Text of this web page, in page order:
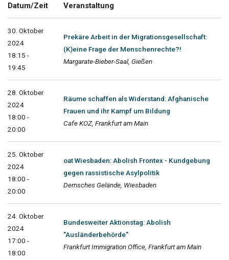
Datum/Zeit Veranstaltung
30. Oktober
2024
18:15 -
19:45
Prekäre Arbeit in der Migrationsgesellschaft:
(K)eine Frage der Menschenrechte?!
Margarate-Bieber-Saal, Gießen
28. Oktober
2024
18:00 -
20:00
Räume schaffen als Widerstand: Afghanische
Frauen und ihr Kampf um Bildung
Cafe KOZ, Frankfurt am Main
25. Oktober
2024
18:00 -
20:00
oat Wiesbaden: Abolish Frontex - Kundgebung
gegen rassistische Asylpolitik
Dernsches Gelände, Wiesbaden
24. Oktober
2024
17:00 -
18:00
Bundesweiter Aktionstag: Abolish
"Ausländerbehörde"
Frankfurt Immigration Office, Frankfurt am Main